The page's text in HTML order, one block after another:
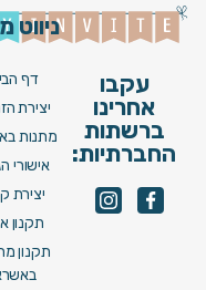
עקבו
אחרינו
ברשתות
החברתיות:
ניווט
דף
יצירת
מתנות
אישורי
יצירת
תקנון
תקנון